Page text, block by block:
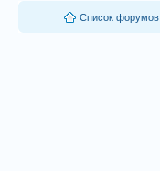
Список форумов